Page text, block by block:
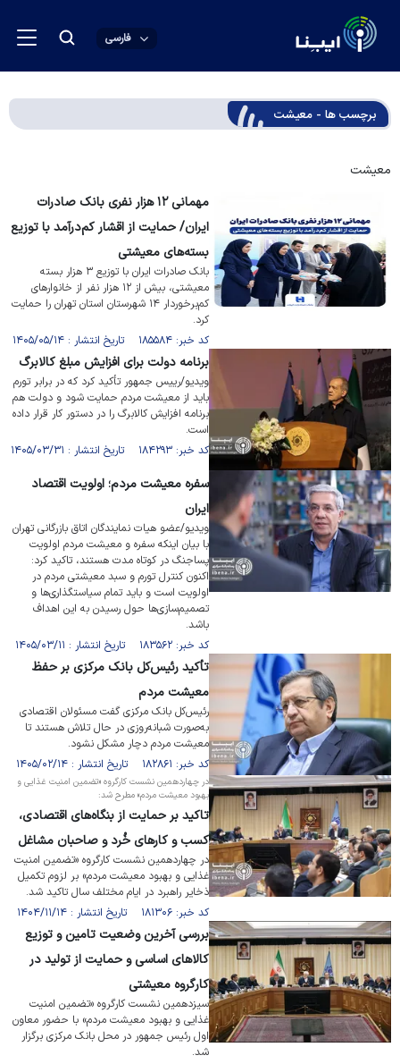
فارسی
برچسب ها - معیشت
معیشت
مهمانی ۱۲ هزار نفری بانک صادرات
ایران/ حمایت از اقشار کم‌درآمد با توزیع
بسته‌های معیشتی
بانک صادرات ایران با توزیع ۳ هزار بسته
معیشتی، بیش از ۱۲ هزار نفر از خانوار‌های
کم‌برخوردار ۱۴ شهرستان استان تهران را حمایت
کرد.
کد خبر: ۱۸۵۵۸۴ تاریخ انتشار : ۱۴۰۵/۰۵/۱۴
برنامه دولت برای افزایش مبلغ کالابرگ
ویدیو/رییس جمهور تأکید کرد که در برابر تورم
باید از معیشت مردم حمایت شود و دولت هم
برنامه افزایش کالابرگ را در دستور کار قرار داده
است.
کد خبر: ۱۸۴۲۹۳ تاریخ انتشار : ۱۴۰۵/۰۳/۳۱
سفره معیشت مردم؛ اولویت اقتصاد
ایران
ویدیو/عضو هیات نمایندگان اتاق بازرگانی تهران
با بیان اینکه سفره و معیشت مردم اولویت
پساجنگ در کوتاه مدت هستند، تاکید کرد:
اکنون کنترل تورم و سبد معیشتی مردم در
اولویت است و باید تمام سیاستگذاری‌ها و
تصمیم‌سازی‌ها حول رسیدن به این اهداف
باشد.
کد خبر: ۱۸۳۵۶۲ تاریخ انتشار : ۱۴۰۵/۰۳/۱۱
تأکید رئیس‌کل بانک مرکزی بر حفظ
معیشت مردم
رئیس‌کل بانک مرکزی گفت مسئولان اقتصادی
به‌صورت شبانه‌روزی در حال تلاش هستند تا
معیشت مردم دچار مشکل نشود.
کد خبر: ۱۸۲۸۶۱ تاریخ انتشار : ۱۴۰۵/۰۲/۱۴
در چهاردهمین نشست کارگروه «تضمین امنیت غذایی و
بهبود معیشت مردم» مطرح شد:
تاکید بر حمایت از بنگاه‌های اقتصادی،
کسب و کار‌های خُرد و صاحبان مشاغل
در چهاردهمین نشست کارگروه «تضمین امنیت
غذایی و بهبود معیشت مردم» بر لزوم تکمیل
ذخایر راهبرد در ایام مختلف سال تاکید شد.
کد خبر: ۱۸۱۳۰۶ تاریخ انتشار : ۱۴۰۴/۱۱/۱۴
بررسی آخرین وضعیت تامین و توزیع
کالاهای اساسی و حمایت از تولید در
کارگروه معیشتی
سیزدهمین نشست کارگروه «تضمین امنیت
غذایی و بهبود معیشت مردم» با حضور معاون
اول رئیس جمهور در محل بانک مرکزی برگزار
شد.